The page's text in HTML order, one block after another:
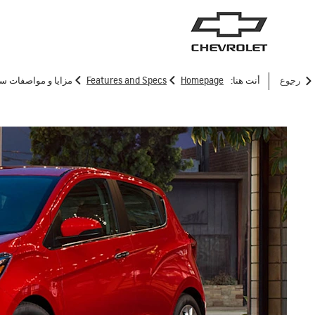
ترافرس
رجوع أنت هنا: Homepage
>
Features and Specs
> مزايا و مواصفات